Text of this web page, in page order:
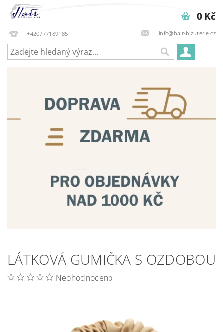
+420777189185 info@hair-bizuterie.cz
0 Kč
LÁTKOVÁ GUMIČKA S OZDOBOU
Neohodnoceno